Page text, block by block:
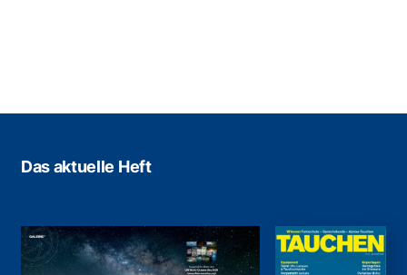
Das aktuelle Heft